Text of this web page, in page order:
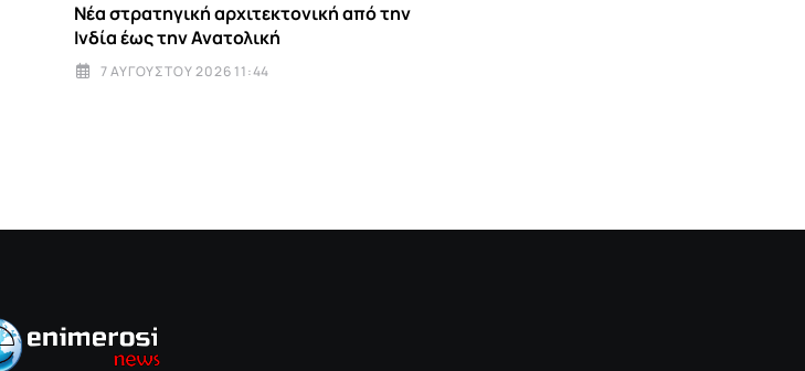
Νέα στρατηγική αρχιτεκτονική από την
Ινδία έως την Ανατολική
7 ΑΥΓΟΎΣΤΟΥ 2026 11:44